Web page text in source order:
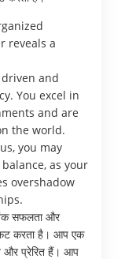
reveals a
and
You excel in
and are
the world.
you may
as your
overshadow
सफलता और
करता है। आप एक
और प्रेरित हैं। आप